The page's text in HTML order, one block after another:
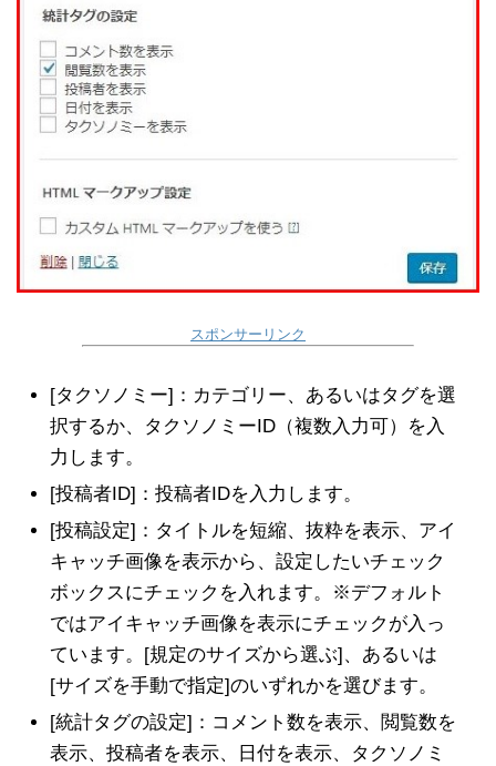
スポンサーリンク
[タクソノミー]：カテゴリー、あるいはタグを選
択するか、タクソノミーID（複数入力可）を入
力します。
[投稿者ID]：投稿者IDを入力します。
[投稿設定]：タイトルを短縮、抜粋を表示、アイ
キャッチ画像を表示から、設定したいチェック
ボックスにチェックを入れます。※デフォルト
ではアイキャッチ画像を表示にチェックが入っ
ています。[規定のサイズから選ぶ]、あるいは
[サイズを手動で指定]のいずれかを選びます。
[統計タグの設定]：コメント数を表示、閲覧数を
表示、投稿者を表示、日付を表示、タクソノミ